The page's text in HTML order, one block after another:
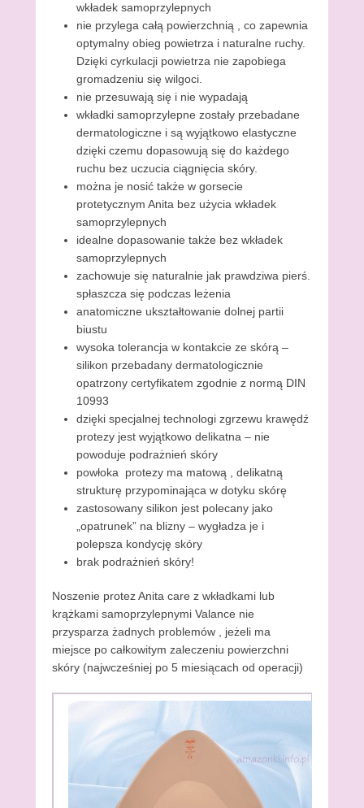
wkładek samoprzylepnych
nie przylega całą powierzchnią , co zapewnia
optymalny obieg powietrza i naturalne ruchy.
Dzięki cyrkulacji powietrza nie zapobiega
gromadzeniu się wilgoci.
nie przesuwają się i nie wypadają
wkładki samoprzylepne zostały przebadane
dermatologiczne i są wyjątkowo elastyczne
dzięki czemu dopasowują się do każdego
ruchu bez uczucia ciągnięcia skóry.
można je nosić także w gorsecie
protetycznym Anita bez użycia wkładek
samoprzylepnych
idealne dopasowanie także bez wkładek
samoprzylepnych
zachowuje się naturalnie jak prawdziwa pierś.
spłaszcza się podczas leżenia
anatomiczne ukształtowanie dolnej partii
biustu
wysoka tolerancja w kontakcie ze skórą –
silikon przebadany dermatologicznie
opatrzony certyfikatem zgodnie z normą DIN
10993
dzięki specjalnej technologi zgrzewu krawędź
protezy jest wyjątkowo delikatna – nie
powoduje podrażnień skóry
powłoka protezy ma matową , delikatną
strukturę przypominająca w dotyku skórę
zastosowany silikon jest polecany jako
„opatrunek” na blizny – wygładza je i
polepsza kondycję skóry
brak podrażnień skóry!
Noszenie protez Anita care z wkładkami lub
krążkami samoprzylepnymi Valance nie
przysparza żadnych problemów , jeżeli ma
miejsce po całkowitym zaleczeniu powierzchni
skóry (najwcześniej po 5 miesiącach od operacji)